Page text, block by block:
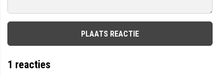
PLAATS REACTIE
1 reacties